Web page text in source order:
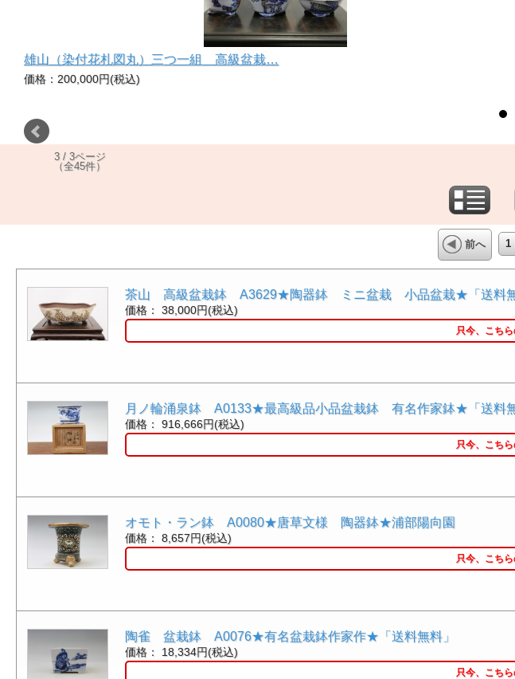
雄山（染付花札図丸）三つ一組 高級盆栽…
価格：200,000円(税込)
3 / 3ページ
（全45件）
前へ 1
茶山 高級盆栽鉢 A3629★陶器鉢 ミニ盆栽 小品盆栽★「送料無
価格： 38,000円(税込)
只今、こち
月ノ輪涌泉鉢 A0133★最高級品小品盆栽鉢 有名作家鉢★「送料
価格： 916,666円(税込)
只今、こち
オモト・ラン鉢 A0080★唐草文様 陶器鉢★浦部陽向園
価格： 8,657円(税込)
只今、こち
陶雀 盆栽鉢 A0076★有名盆栽鉢作家作★「送料無料」
価格： 18,334円(税込)
只今、こち